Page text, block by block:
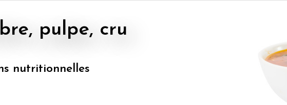
pulpe, cru
nutritionnelles